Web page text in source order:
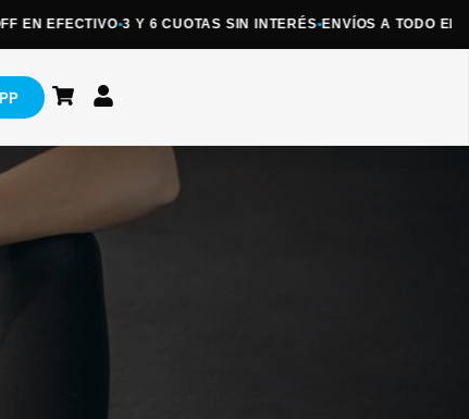
EFECTIVO •3 Y 6 CUOTAS SIN INTERÉS•ENVÍOS A TODO EL